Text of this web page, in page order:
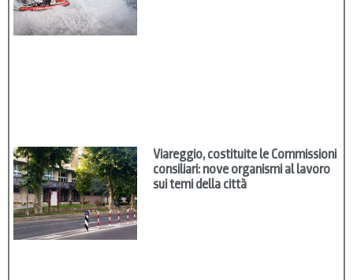
Viareggio, costituite le Commissioni
consiliari: nove organismi al lavoro
sui temi della città